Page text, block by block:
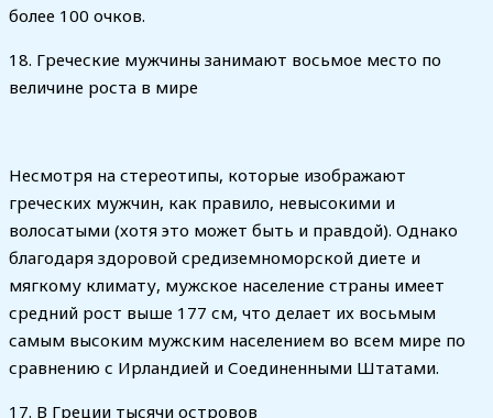
более 100 очков.
18. Греческие мужчины занимают восьмое место по
величине роста в мире
Несмотря на стереотипы, которые изображают
греческих мужчин, как правило, невысокими и
волосатыми (хотя это может быть и правдой). Однако
благодаря здоровой средиземноморской диете и
мягкому климату, мужское население страны имеет
средний рост выше 177 см, что делает их восьмым
самым высоким мужским населением во всем мире по
сравнению с Ирландией и Соединенными Штатами.
17. В Греции тысячи островов